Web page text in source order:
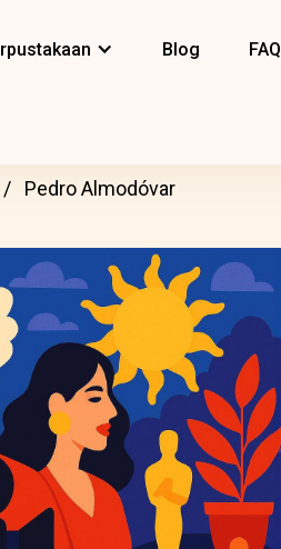
Blog FAQ
Pedro Almodóvar